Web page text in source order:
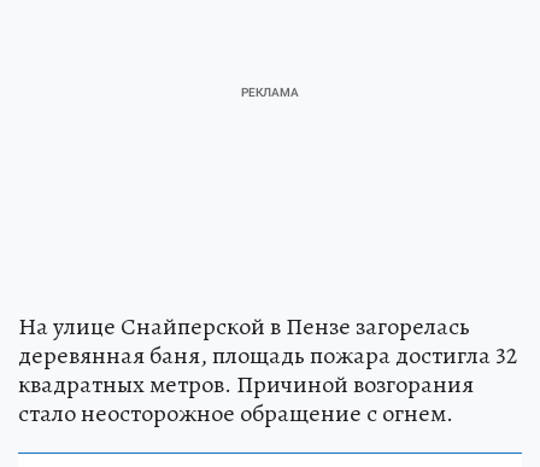
На улице Снайперской в Пензе загорелась
деревянная баня, площадь пожара достигла 32
квадратных метров. Причиной возгорания
стало неосторожное обращение с огнем.